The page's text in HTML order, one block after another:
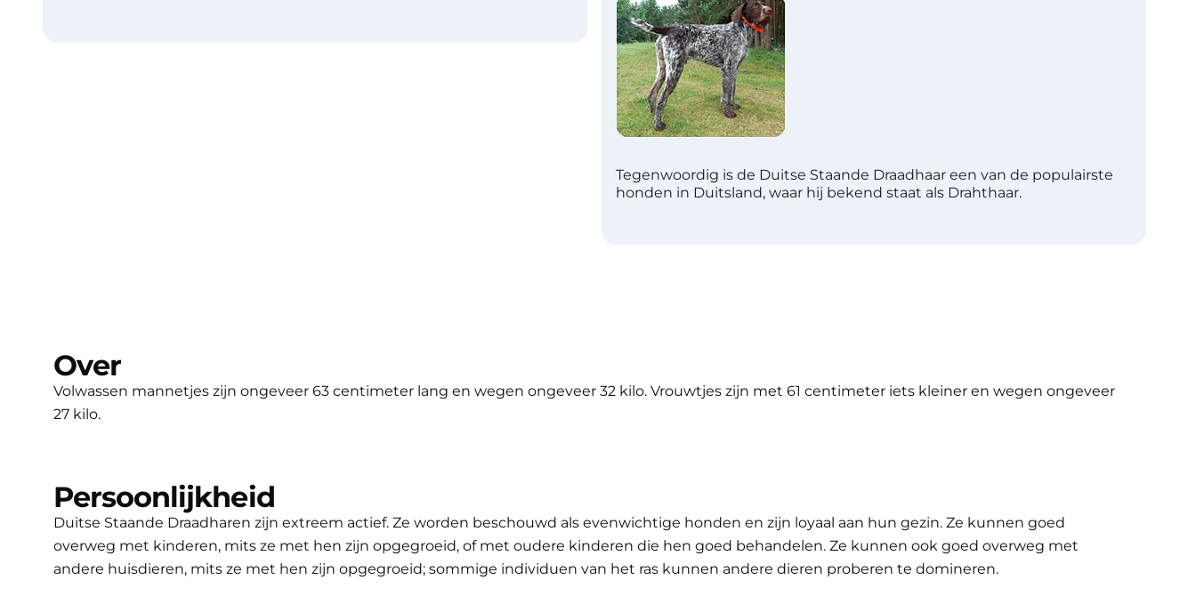
Tegenwoordig is de Duitse Staande Draadhaar een van de populairste
honden in Duitsland, waar hij bekend staat als Drahthaar.
Over
Volwassen mannetjes zijn ongeveer 63 centimeter lang en wegen ongeveer 32 kilo. Vrouwtjes zijn met 61 centimeter iets kleiner en wegen ongeveer
27 kilo.
Persoonlijkheid
Duitse Staande Draadharen zijn extreem actief. Ze worden beschouwd als evenwichtige honden en zijn loyaal aan hun gezin. Ze kunnen goed
overweg met kinderen, mits ze met hen zijn opgegroeid, of met oudere kinderen die hen goed behandelen. Ze kunnen ook goed overweg met
andere huisdieren, mits ze met hen zijn opgegroeid; sommige individuen van het ras kunnen andere dieren proberen te domineren.